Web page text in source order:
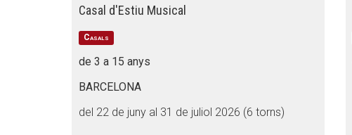
Casal d'Estiu Musical
Casals
de 3 a 15 anys
BARCELONA
del 22 de juny al 31 de juliol 2026 (6 torns)